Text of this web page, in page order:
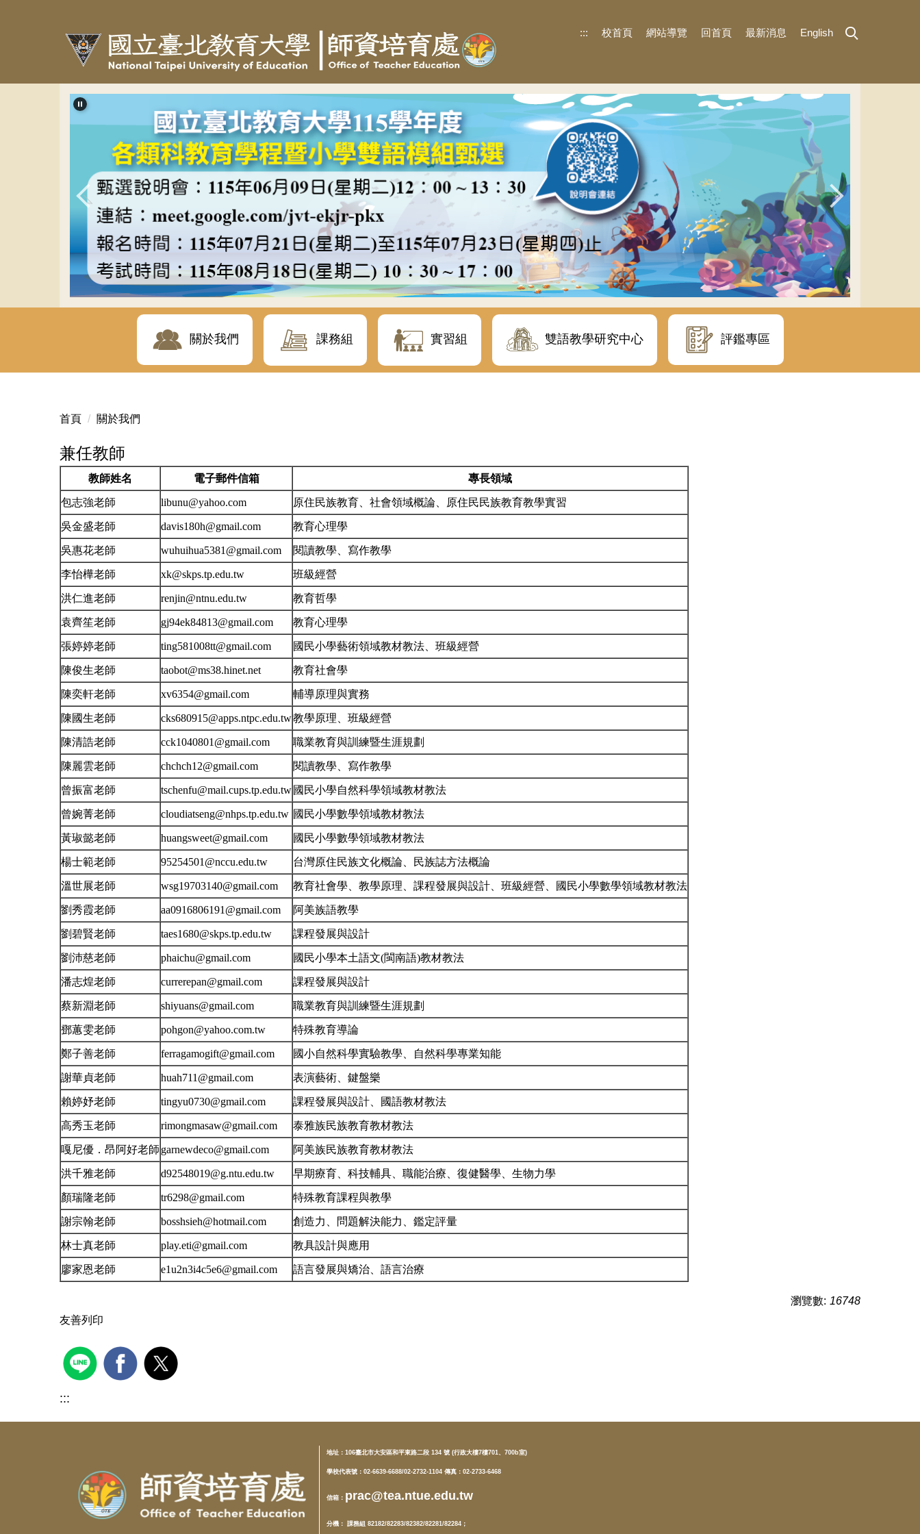
::: 校首頁 網站導覽 回首頁 最新消息 English
教程甄選banner
關於我們 課務組 實習組 雙語教學研究中心 評鑑專區
首頁 關於我們
兼任教師
教師姓名 電子郵件信箱
專長領域
包志強老師
libunu@yahoo.com
原住民族教育、社會領域概論、原住民民族教育教學實習
吳金盛老師
davis180h@gmail.com
教育心理學
吳惠花老師
wuhuihua5381@gmail.com
閱讀教學、寫作教學
李怡樺老師
xk@skps.tp.edu.tw
班級經營
洪仁進老師
renjin@ntnu.edu.tw
教育哲學
袁齊笙老師
gj94ek84813@gmail.com
教育心理學
張婷婷老師
ting581008tt@gmail.com
國民小學藝術領域教材教法、班級經營
陳俊生老師
taobot@ms38.hinet.net
教育社會學
陳奕軒老師
xv6354@gmail.com
輔導原理與實務
陳國生老師
cks680915@apps.ntpc.edu.tw教學原理、班級經營
陳清誥老師
cck1040801@gmail.com
職業教育與訓練暨生涯規劃
陳麗雲老師
chchch12@gmail.com
閱讀教學、寫作教學
曾振富老師
tschenfu@mail.cups.tp.edu.tw 國民小學自然科學領域教材教法
曾婉菁老師
cloudiatseng@nhps.tp.edu.tw 國民小學數學領域教材教法
黃琡懿老師
huangsweet@gmail.com
國民小學數學領域教材教法
楊士範老師
95254501@nccu.edu.tw
台灣原住民族文化概論、民族誌方法概論
溫世展老師
wsg19703140@gmail.com
教育社會學、教學原理、課程發展與設計、班級經營、國民小學數學領域教材教法
劉秀霞老師
aa0916806191@gmail.com
阿美族語教學
劉碧賢老師
taes1680@skps.tp.edu.tw
課程發展與設計
劉沛慈老師
phaichu@gmail.com
國民小學本土語文(閩南語)教材教法
潘志煌老師
currerepan@gmail.com
課程發展與設計
蔡新淵老師
shiyuans@gmail.com
職業教育與訓練暨生涯規劃
鄧蕙雯老師
pohgon@yahoo.com.tw
特殊教育導論
鄭子善老師
ferragamogift@gmail.com
國小自然科學實驗教學、自然科學專業知能
謝華貞老師
huah711@gmail.com
表演藝術、鍵盤樂
賴婷妤老師
tingyu0730@gmail.com
課程發展與設計、國語教材教法
高秀玉老師
rimongmasaw@gmail.com
泰雅族民族教育教材教法
嘎尼優．昂阿好老師 garnewdeco@gmail.com
阿美族民族教育教材教法
洪千雅老師
d92548019@g.ntu.edu.tw
早期療育、科技輔具、職能治療、復健醫學、生物力學
顏瑞隆老師
tr6298@gmail.com
特殊教育課程與教學
謝宗翰老師
bosshsieh@hotmail.com
創造力、問題解決能力、鑑定評量
林士真老師
play.eti@gmail.com
教具設計與應用
廖家恩老師
e1u2n3i4c5e6@gmail.com 語言發展與矯治、語言治療
瀏覽數: 16748
友善列印
:::
地址： 106臺北市大安區和平東路二段 134 號 (行政大樓7樓701、700b室)
學校代表號：02-6639-6688/02-2732-1104 傳真：02-2733-6468
信箱 ： prac@tea.ntue.edu.tw
分機 ： 課務組 82182/82283/82382/82281/82284；